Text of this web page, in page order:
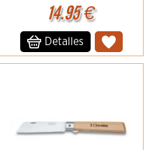
14.95€
Detalles